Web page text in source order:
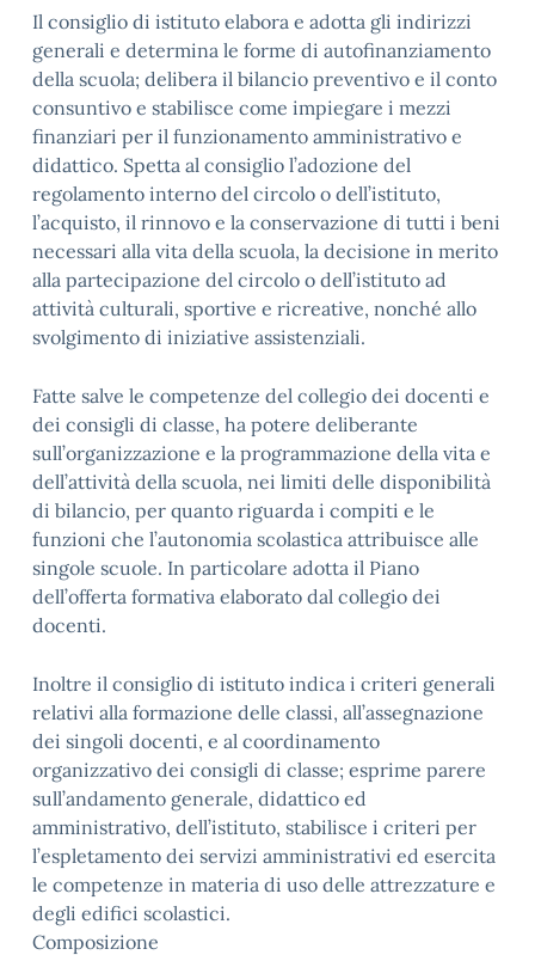
Il consiglio di istituto elabora e adotta gli indirizzi
generali e determina le forme di autofinanziamento
della scuola; delibera il bilancio preventivo e il conto
consuntivo e stabilisce come impiegare i mezzi
finanziari per il funzionamento amministrativo e
didattico. Spetta al consiglio l’adozione del
regolamento interno del circolo o dell’istituto,
l’acquisto, il rinnovo e la conservazione di tutti i beni
necessari alla vita della scuola, la decisione in merito
alla partecipazione del circolo o dell’istituto ad
attività culturali, sportive e ricreative, nonché allo
svolgimento di iniziative assistenziali.
Fatte salve le competenze del collegio dei docenti e
dei consigli di classe, ha potere deliberante
sull’organizzazione e la programmazione della vita e
dell’attività della scuola, nei limiti delle disponibilità
di bilancio, per quanto riguarda i compiti e le
funzioni che l’autonomia scolastica attribuisce alle
singole scuole. In particolare adotta il Piano
dell’offerta formativa elaborato dal collegio dei
docenti.
Inoltre il consiglio di istituto indica i criteri generali
relativi alla formazione delle classi, all’assegnazione
dei singoli docenti, e al coordinamento
organizzativo dei consigli di classe; esprime parere
sull’andamento generale, didattico ed
amministrativo, dell’istituto, stabilisce i criteri per
l’espletamento dei servizi amministrativi ed esercita
le competenze in materia di uso delle attrezzature e
degli edifici scolastici.
Composizione